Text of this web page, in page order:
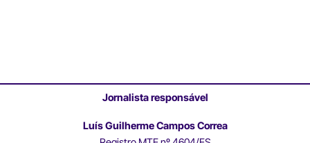
Jornalista responsável
Luís Guilherme Campos Correa